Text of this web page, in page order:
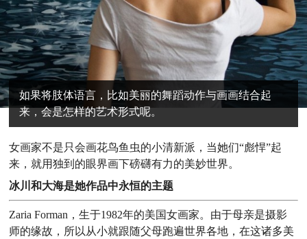
如果将肢体语言，比如美丽的舞蹈动作与画画结合起
来，会是怎样的艺术形式呢。
女画家不是只会画花鸟鱼虫的小清新派，当她们“彪悍”起
来，就用独到的眼界画下磅礴有力的美妙世界。
冰川和大海是她作品中永恒的主题
Zaria Forman，生于1982年的美国女画家。由于母亲是摄影
师的缘故，所以从小就跟随父母跑遍世界各地，在这诸多美